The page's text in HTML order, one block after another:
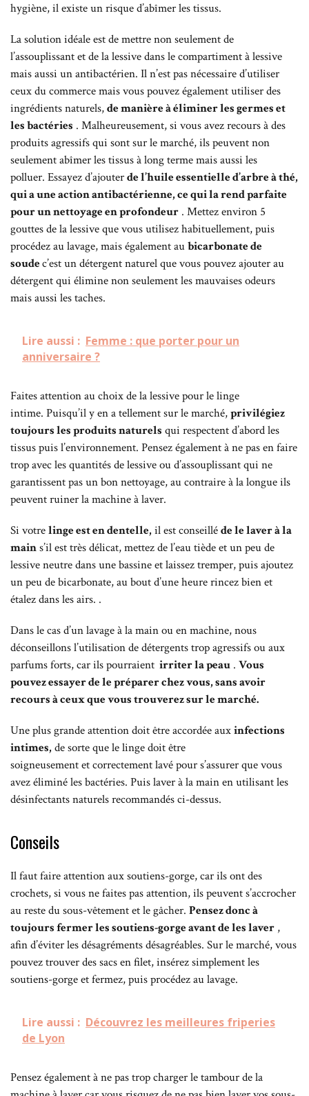
hygiène, il existe un risque d’abîmer les tissus.
La solution idéale est de mettre non seulement de
l’assouplissant et de la lessive dans le compartiment à lessive
mais aussi un antibactérien. Il n’est pas nécessaire d’utiliser
ceux du commerce mais vous pouvez également utiliser des
ingrédients naturels,de manière à éliminer les germes et
les bactéries . Malheureusement, si vous avez recours à des
produits agressifs qui sont sur le marché, ils peuvent non
seulement abîmer les tissus à long terme mais aussi les
polluer. Essayez d’ajouterde l’huile essentielle d’arbre à thé,
qui a une action antibactérienne, ce qui la rend parfaite
pour un nettoyage en profondeur . Mettez environ 5
gouttes de la lessive que vous utilisez habituellement, puis
procédez au lavage, mais également aubicarbonate de
soudec’est un détergent naturel que vous pouvez ajouter au
détergent qui élimine non seulement les mauvaises odeurs
mais aussi les taches.
Lire aussi : Femme : que porter pour un
anniversaire ?
Faites attention au choix de la lessive pour le linge
intime. Puisqu’il y en a tellement sur le marché,privilégiez
toujours les produits naturels qui respectent d’abord les
tissus puis l’environnement. Pensez également à ne pas en faire
trop avec les quantités de lessive ou d’assouplissant qui ne
garantissent pas un bon nettoyage, au contraire à la longue ils
peuvent ruiner la machine à laver.
Si votrelinge est en dentelle,il est conseilléde le laver à la
mains’il est très délicat, mettez de l’eau tiède et un peu de
lessive neutre dans une bassine et laissez tremper, puis ajoutez
un peu de bicarbonate, au bout d’une heure rincez bien et
étalez dans les airs. .
Dans le cas d’un lavage à la main ou en machine, nous
déconseillons l’utilisation de détergents trop agressifs ou aux
parfums forts, car ils pourraient irriter la peau . Vous
pouvez essayer de le préparer chez vous, sans avoir
recours à ceux que vous trouverez sur le marché.
Une plus grande attention doit être accordée auxinfections
intimes,de sorte que le linge doit être
soigneusement et correctement lavé pour s’assurer que vous
avez éliminé les bactéries. Puis laver à la main en utilisant les
désinfectants naturels recommandés ci-dessus.
Conseils
Il faut faire attention aux soutiens-gorge, car ils ont des
crochets, si vous ne faites pas attention, ils peuvent s’accrocher
au reste du sous-vêtement et le gâcher. Pensez donc à
toujours fermer les soutiens-gorge avant de les laver ,
afin d’éviter les désagréments désagréables. Sur le marché, vous
pouvez trouver des sacs en filet, insérez simplement les
soutiens-gorge et fermez, puis procédez au lavage.
Lire aussi : Découvrez les meilleures friperies
de Lyon
Pensez également à ne pas trop charger le tambour de la